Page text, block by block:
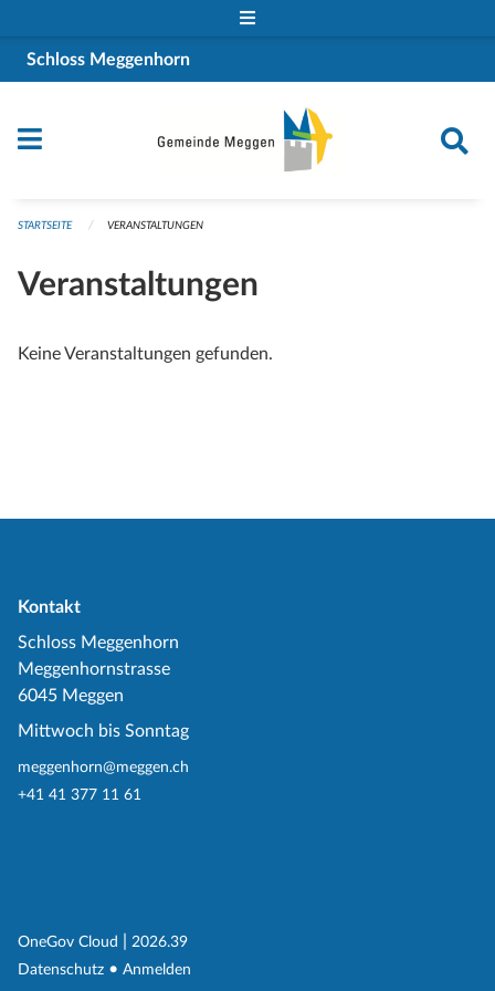
Schloss Meggenhorn
STARTSEITE VERANSTALTUNGEN
Veranstaltungen
Keine Veranstaltungen gefunden.
Kontakt
Schloss Meggenhorn
Meggenhornstrasse
6045 Meggen
Mittwoch bis Sonntag
meggenhorn@meggen.ch
+41 41 377 11 61
OneGov Cloud (External Link)
2026.39
Datenschutz (External Link)
Anmelden